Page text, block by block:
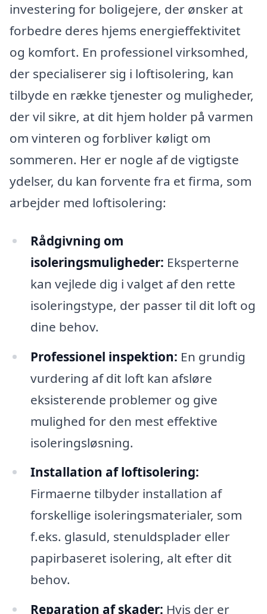
investering for boligejere, der ønsker at
forbedre deres hjems energieffektivitet
og komfort. En professionel virksomhed,
der specialiserer sig i loftisolering, kan
tilbyde en række tjenester og muligheder,
der vil sikre, at dit hjem holder på varmen
om vinteren og forbliver køligt om
sommeren. Her er nogle af de vigtigste
ydelser, du kan forvente fra et firma, som
arbejder med loftisolering:
Rådgivning om
isoleringsmuligheder: Eksperterne
kan vejlede dig i valget af den rette
isoleringstype, der passer til dit loft og
dine behov.
Professionel inspektion: En grundig
vurdering af dit loft kan afsløre
eksisterende problemer og give
mulighed for den mest effektive
isoleringsløsning.
Installation af loftisolering:
Firmaerne tilbyder installation af
forskellige isoleringsmaterialer, som
f.eks. glasuld, stenuldsplader eller
papirbaseret isolering, alt efter dit
behov.
Reparation af skader: Hvis der er